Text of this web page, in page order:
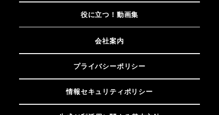
役に立つ！動画集
会社案内
プライバシーポリシー
情報セキュリティポリシー